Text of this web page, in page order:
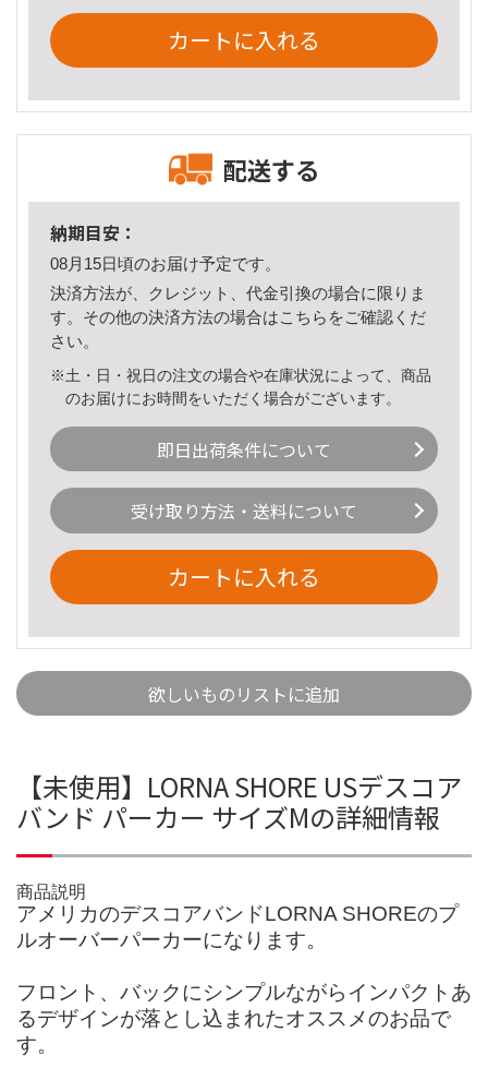
カートに入れる
配送する
納期目安：
08月15日頃のお届け予定です。
決済方法が、クレジット、代金引換の場合に限りま
す。その他の決済方法の場合はこちら をご確認くだ
さい。
※土・日・祝日の注文の場合や在庫状況によって、商品
のお届けにお時間をいただく場合がございます。
即日出荷条件について
受け取り方法・送料について
カートに入れる
欲しいものリストに追加
【未使用】LORNA SHORE USデスコア
バンド パーカー サイズMの詳細情報
商品説明
アメリカのデスコアバンドLORNA SHOREのプ
ルオーバーパーカーになります。
フロント、バックにシンプルながらインパクトあ
るデザインが落とし込まれたオススメのお品で
す。